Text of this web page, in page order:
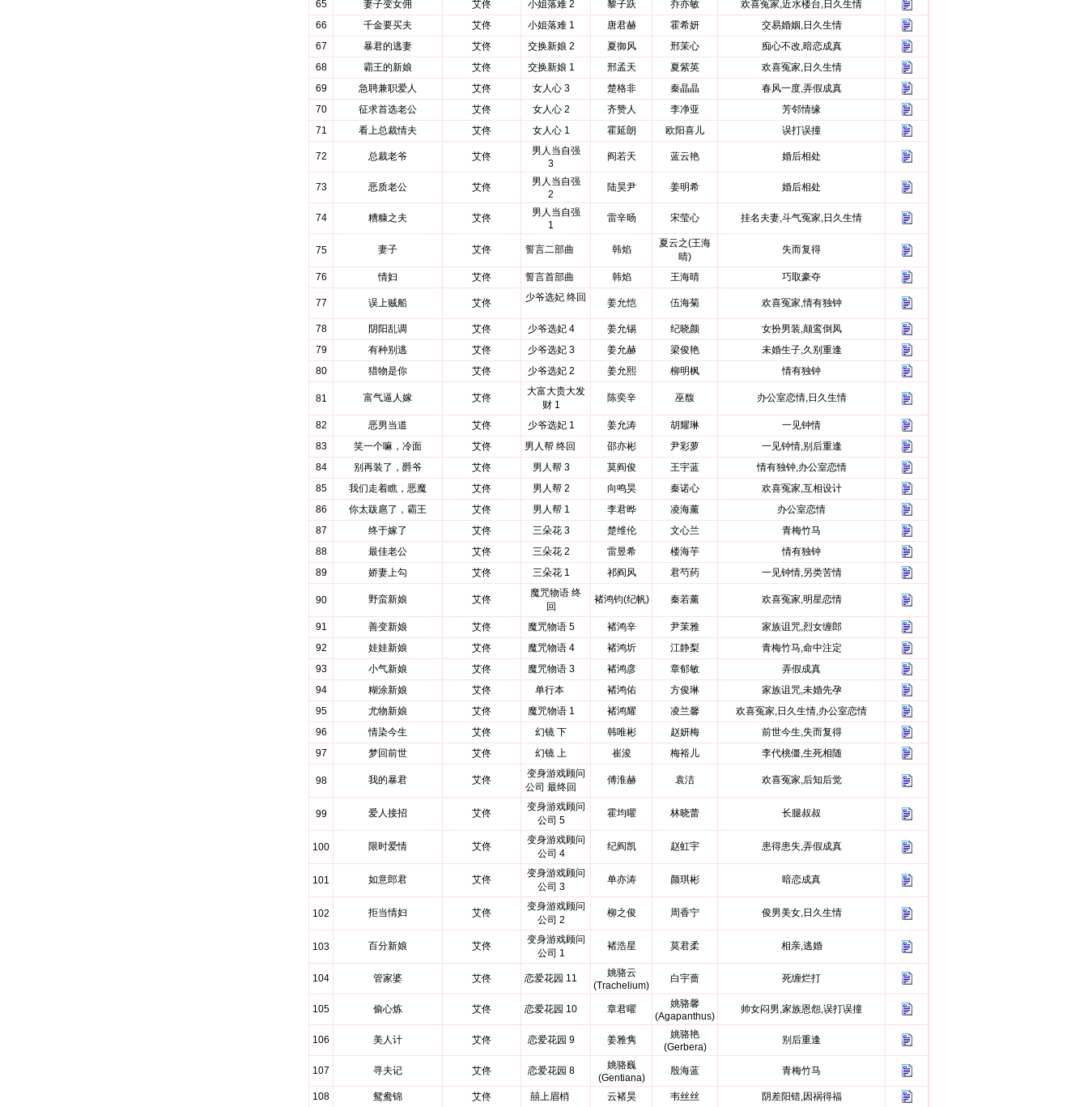
65
妻子变女佣 艾佟 小姐落难 2 黎子跃 乔亦敏
欢喜冤家,近水楼台,日久生情
66
千金要买夫 艾佟 小姐落难 1 唐君赫 霍希妍
交易婚姻,日久生情
67
暴君的逃妻 艾佟 交换新娘 2 夏御风 邢茉心
痴心不改,暗恋成真
68
霸王的新娘 艾佟 交换新娘 1 邢孟天 夏紫英
欢喜冤家,日久生情
69
急聘兼职爱人 艾佟 女人心 3 楚格非 秦晶晶
春风一度,弄假成真
70
征求首选老公 艾佟 女人心 2 齐赞人 李净亚
芳邻情缘
71
看上总裁情夫 艾佟 女人心 1 霍延朗 欧阳喜儿 误打误撞
72 总裁老爷 艾佟
男人当自强
3
阎若天 蓝云艳 婚后相处
73 恶质老公 艾佟
男人当自强
2
陆昊尹 姜明希 婚后相处
74 糟糠之夫 艾佟
男人当自强
1
雷辛旸 宋莹心 挂名夫妻,斗气冤家,日久生情
75 妻子 艾佟 誓言二部曲 韩焰
夏云之(王海
晴)
失而复得
76 情妇 艾佟 誓言首部曲 韩焰 王海晴 巧取豪夺
77 误上贼船 艾佟 少爷选妃 终回 姜允恺 伍海菊 欢喜冤家,情有独钟
78 阴阳乱调 艾佟 少爷选妃 4 姜允锡 纪晓颜
女扮男装,颠鸾倒凤
79
有种别逃 艾佟 少爷选妃 3 姜允赫 梁俊艳
未婚生子,久别重逢
80
猎物是你 艾佟 少爷选妃 2 姜允熙 柳明枫 情有独钟
81 富气逼人嫁 艾佟
大富大贵大发
财 1
陈奕辛 巫馥 办公室恋情,日久生情
82 恶男当道 艾佟 少爷选妃 1 姜允涛 胡耀琳
一见钟情
83
笑一个嘛，冷面 艾佟 男人帮 终回 邵亦彬 尹彩萝
一见钟情,别后重逢
84
别再装了，爵爷 艾佟 男人帮 3 莫阎俊 王宇蓝
情有独钟,办公室恋情
85
我们走着瞧，恶魔 艾佟 男人帮 2 向鸣昊 秦诺心
欢喜冤家,互相设计
86
你太跋扈了，霸王 艾佟 男人帮 1 李君晔 凌海薰
办公室恋情
87
终于嫁了 艾佟 三朵花 3 楚维伦 文心兰
青梅竹马
88
最佳老公 艾佟 三朵花 2 雷昱希 楼海芋
情有独钟
89
娇妻上勾 艾佟 三朵花 1 祁阎风 君芍药 一见钟情,另类苦情
90 野蛮新娘 艾佟
魔咒物语 终
回
褚鸿钧(纪帆) 秦若薰 欢喜冤家,明星恋情
91 善变新娘 艾佟 魔咒物语 5 褚鸿辛 尹茉雅
家族诅咒,烈女缠郎
92
娃娃新娘 艾佟 魔咒物语 4 褚鸿圻 江静梨
青梅竹马,命中注定
93
小气新娘 艾佟 魔咒物语 3 褚鸿彦 章郁敏
弄假成真
94
糊涂新娘 艾佟 单行本 褚鸿佑 方俊琳
家族诅咒,未婚先孕
95
尤物新娘 艾佟 魔咒物语 1 褚鸿耀 凌兰馨
欢喜冤家,日久生情,办公室恋情
96
情染今生 艾佟 幻镜 下 韩唯彬 赵妍梅
前世今生,失而复得
97
梦回前世 艾佟 幻镜 上 崔浚 梅裕儿 李代桃僵,生死相随
98 我的暴君 艾佟
变身游戏顾问
公司 最终回
傅淮赫 袁洁 欢喜冤家,后知后觉
99 爱人接招 艾佟
变身游戏顾问
公司 5
霍均曜 林晓蕾 长腿叔叔
100 限时爱情 艾佟
变身游戏顾问
公司 4
纪阎凯 赵虹宇 患得患失,弄假成真
101 如意郎君 艾佟
变身游戏顾问
公司 3
单亦涛 颜琪彬 暗恋成真
102 拒当情妇 艾佟
变身游戏顾问
公司 2
柳之俊 周香宁 俊男美女,日久生情
103 百分新娘 艾佟
变身游戏顾问
公司 1
褚浩星 莫君柔 相亲,逃婚
104 管家婆 艾佟 恋爱花园 11
姚骆云
(Trachelium)
白宇蔷 死缠烂打
105 偷心炼 艾佟 恋爱花园 10 章君曜
姚骆馨
(Agapanthus)
帅女闷男,家族恩怨,误打误撞
106 美人计 艾佟 恋爱花园 9 姜雅隽
姚骆艳
(Gerbera)
别后重逢
107 寻夫记 艾佟 恋爱花园 8
姚骆巍
(Gentiana)
殷海蓝 青梅竹马
108 鸳鸯锦 艾佟 囍上眉梢 云褚昊 韦丝丝 阴差阳错,因祸得福